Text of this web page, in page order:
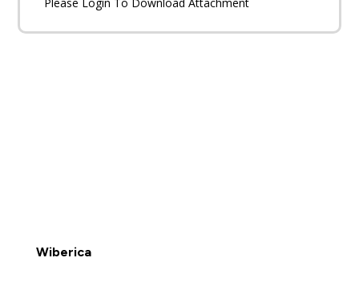
Wiberica